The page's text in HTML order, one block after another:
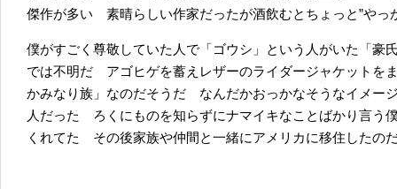
傑作が多い 素晴らしい作家だったが酒飲むとちょっと”やっ
僕がすごく尊敬していた人で「ゴウシ」という人がいた「豪
では不明だ アゴヒゲを蓄えレザーのライダージャケットを
かみなり族」なのだそうだ なんだかおっかなそうなイメー
人だった ろくにものを知らずにナマイキなことばかり言う
くれてた その後家族や仲間と一緒にアメリカに移住したの